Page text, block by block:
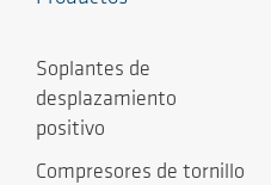
Soplantes de
desplazamiento
positivo
Compresores de tornillo